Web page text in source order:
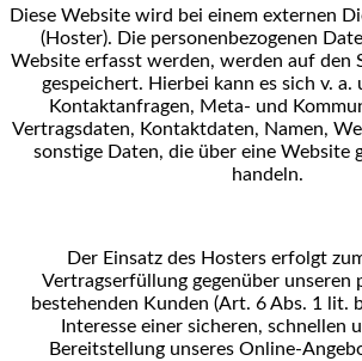
Diese Website wird bei einem externen
(Hoster). Die personenbezogenen
Website erfasst werden, werden auf den
gespeichert. Hierbei kann es sich v. a.
Kontaktanfragen, Meta- und
Vertragsdaten, Kontaktdaten, Namen,
sonstige Daten, die über eine Website
handeln.
Der Einsatz des Hosters erfolgt
Vertragserfüllung gegenüber unseren
bestehenden Kunden (Art. 6 Abs. 1 lit.
Interesse einer sicheren, schnellen
Bereitstellung unseres Online-